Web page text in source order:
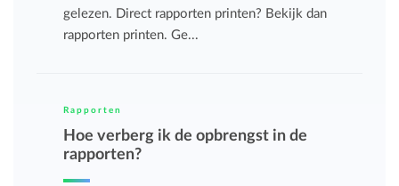
gelezen. Direct rapporten printen? Bekijk dan
rapporten printen. Ge...
Rapporten
Hoe verberg ik de opbrengst in de
rapporten?